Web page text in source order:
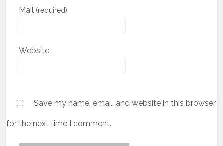
Mail (required)
Website
Save my name, email, and website in this browser
for the next time I comment.